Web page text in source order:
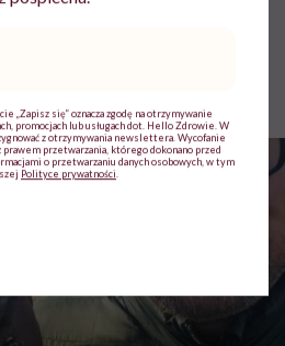
Zalewska-Stankiewicz
„Zapisz się” oznacza zgodę na otrzymywanie
promocjach lub usługach dot. Hello Zdrowie. W
z otrzymywania newslettera. Wycofanie
prawem przetwarzania, którego dokonano przed
o przetwarzaniu danych osobowych, w tym
Polityce prywatności